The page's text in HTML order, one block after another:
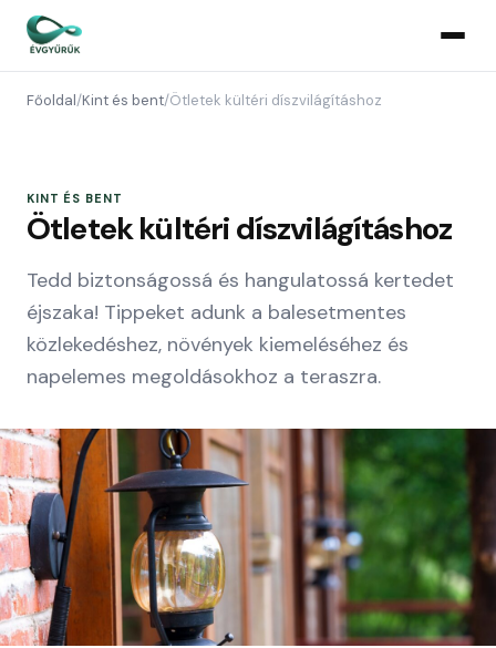
Főoldal/Kint és bent/Ötletek kültéri díszvilágításhoz
KINT ÉS BENT
Ötletek kültéri díszvilágításhoz
Tedd biztonságossá és hangulatossá kertedet
éjszaka! Tippeket adunk a balesetmentes
közlekedéshez, növények kiemeléséhez és
napelemes megoldásokhoz a teraszra.